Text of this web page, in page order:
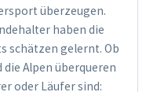
überzeugen.
haben die
schätzen gelernt. Ob
Alpen überqueren
oder Läufer sind: